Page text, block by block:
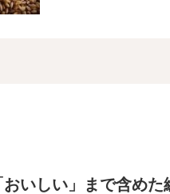
いしい」まで含めた